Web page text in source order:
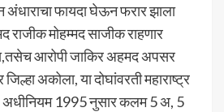
फायदा घेऊन फरार झाला
मोहम्मद साजीक राहणार
आरोपी जाकिर अहमद अपसर
अकोला, या दोघांवरती महाराष्ट्र
अधीनियम 1995 नुसार कलम 5 अ, 5